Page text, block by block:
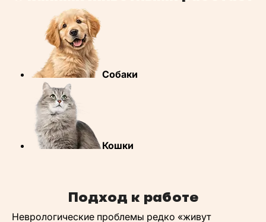
Собаки
Кошки
Подход к работе
Неврологические проблемы редко «живут